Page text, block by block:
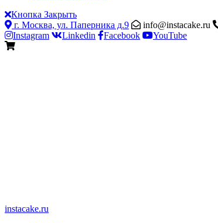
Кнопка Закрыть
г. Москва, ул. Паперника д.9
info@instacake.ru
Instagram
Linkedin Facebook YouTube
instacake.ru